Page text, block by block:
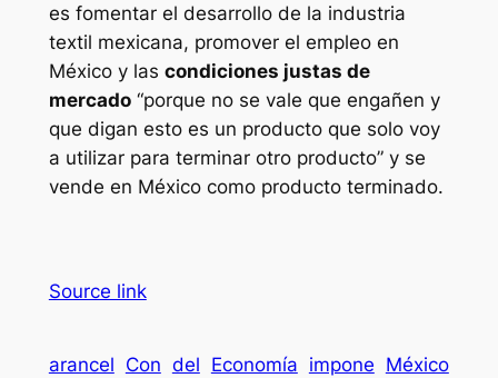
es fomentar el desarrollo de la industria
textil mexicana, promover el empleo en
México y las condiciones justas de
mercado“porque no se vale que engañen y
que digan esto es un producto que solo voy
a utilizar para terminar otro producto” y se
vende en México como producto terminado.
Source link
arancel Con del Economía impone México